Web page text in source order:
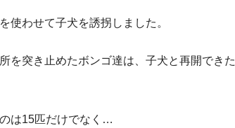
使わせて子犬を誘拐しました。
を突き止めたボンゴ達は、子犬と再開できた
は15匹だけでなく…